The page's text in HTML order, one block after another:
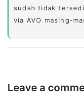
sudah tidak
via AVO masing-
Leave a